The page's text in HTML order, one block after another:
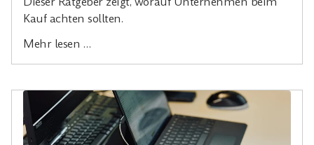
Kauf achten sollten.
Mehr lesen …